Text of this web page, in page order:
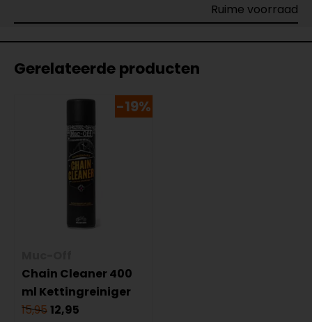
Ruime voorraad
Gerelateerde producten
-19%
Chain Cleaner 400
ml Kettingreiniger
15,9512,95